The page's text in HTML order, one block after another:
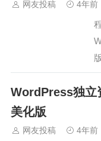
网友投稿 4年前
WordPress独立
美化版
网友投稿 4年前